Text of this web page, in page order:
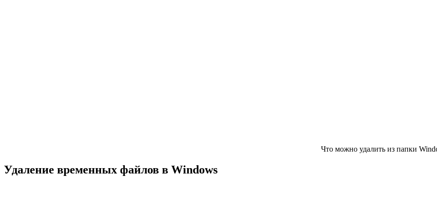
Что можно удалить из папки
Удаление временных файлов в Windows